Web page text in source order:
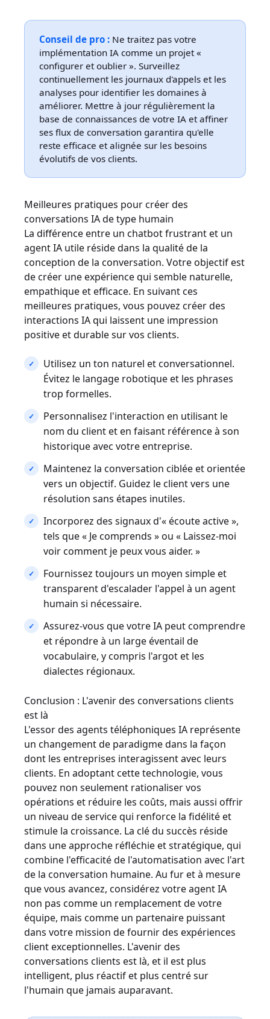
Conseil de pro : Ne traitez pas votre
implémentation IA comme un projet «
configurer et oublier ». Surveillez
continuellement les journaux d'appels et les
analyses pour identifier les domaines à
améliorer. Mettre à jour régulièrement la
base de connaissances de votre IA et affiner
ses flux de conversation garantira qu'elle
reste efficace et alignée sur les besoins
évolutifs de vos clients.
Meilleures pratiques pour créer des
conversations IA de type humain
La différence entre un chatbot frustrant et un
agent IA utile réside dans la qualité de la
conception de la conversation. Votre objectif est
de créer une expérience qui semble naturelle,
empathique et efficace. En suivant ces
meilleures pratiques, vous pouvez créer des
interactions IA qui laissent une impression
positive et durable sur vos clients.
Utilisez un ton naturel et conversationnel.
Évitez le langage robotique et les phrases
trop formelles.
Personnalisez l'interaction en utilisant le
nom du client et en faisant référence à son
historique avec votre entreprise.
Maintenez la conversation ciblée et orientée
vers un objectif. Guidez le client vers une
résolution sans étapes inutiles.
Incorporez des signaux d'« écoute active »,
tels que « Je comprends » ou « Laissez-moi
voir comment je peux vous aider. »
Fournissez toujours un moyen simple et
transparent d'escalader l'appel à un agent
humain si nécessaire.
Assurez-vous que votre IA peut comprendre
et répondre à un large éventail de
vocabulaire, y compris l'argot et les
dialectes régionaux.
Conclusion : L'avenir des conversations clients
est là
L'essor des agents téléphoniques IA représente
un changement de paradigme dans la façon
dont les entreprises interagissent avec leurs
clients. En adoptant cette technologie, vous
pouvez non seulement rationaliser vos
opérations et réduire les coûts, mais aussi offrir
un niveau de service qui renforce la fidélité et
stimule la croissance. La clé du succès réside
dans une approche réfléchie et stratégique, qui
combine l'efficacité de l'automatisation avec l'art
de la conversation humaine. Au fur et à mesure
que vous avancez, considérez votre agent IA
non pas comme un remplacement de votre
équipe, mais comme un partenaire puissant
dans votre mission de fournir des expériences
client exceptionnelles. L'avenir des
conversations clients est là, et il est plus
intelligent, plus réactif et plus centré sur
l'humain que jamais auparavant.